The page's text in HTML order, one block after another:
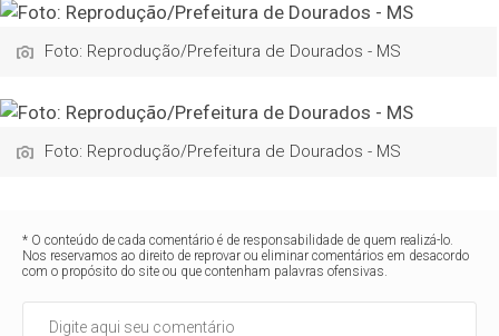
Foto: Reprodução/Prefeitura de Dourados - MS
Foto: Reprodução/Prefeitura de Dourados - MS
* O conteúdo de cada comentário é de responsabilidade de quem realizá-lo.
Nos reservamos ao direito de reprovar ou eliminar comentários em desacordo
com o propósito do site ou que contenham palavras ofensivas.